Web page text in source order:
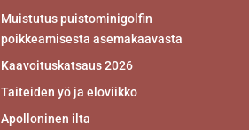
Muistutus puistominigolfin
poikkeamisesta asemakaavasta
Kaavoituskatsaus 2026
Taiteiden yö ja eloviikko
Apolloninen ilta